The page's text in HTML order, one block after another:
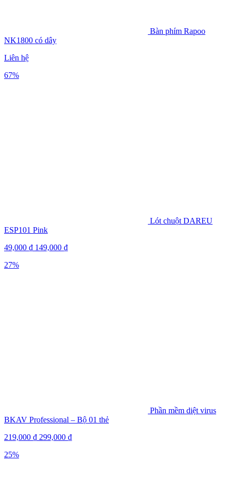
Bàn phím Rapoo
NK1800 có dây
Liên hệ
67%
Lót chuột DAREU
ESP101 Pink
49,000 ₫ 149,000 ₫
27%
Phần mềm diệt virus
BKAV Professional – Bộ 01 thẻ
219,000 ₫ 299,000 ₫
25%